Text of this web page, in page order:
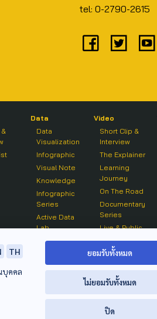
tel: 0-2790-2615
Data
Data
Visualization
Infographic
Visual Note
Knowledge
Infographic
Series
Active Data
Lab
Video
Short Clip &
Interview
The Explainer
Learning
Journey
On The Road
Documentary
Series
Live & Public
On air Clip
TH
บุคคล
ยอมรับทั้งหมด
ไม่ยอมรับทั้งหมด
ปิด